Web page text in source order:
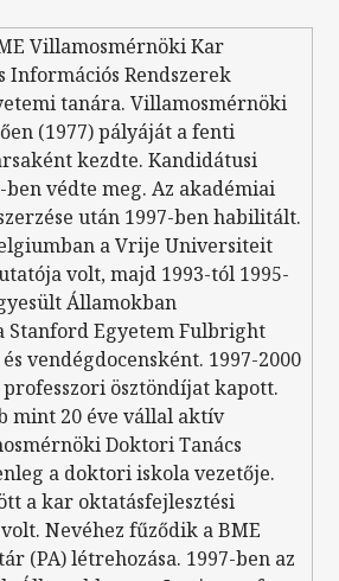
Villamosmérnöki Kar
Információs Rendszerek
tanára. Villamosmérnöki
(1977) pályáját a fenti
kezdte. Kandidátusi
ben védte meg. Az akadémiai
után 1997-ben habilitált.
a Vrije Universiteit
volt, majd 1993-tól 1995-
Államokban
Stanford Egyetem Fulbright
vendégdocensként. 1997-2000
ösztöndíjat kapott.
mint 20 éve vállal aktív
Doktori Tanács
a doktori iskola vezetője.
a kar oktatásfejlesztési
Nevéhez fűződik a BME
(PA) létrehozása. 1997-ben az